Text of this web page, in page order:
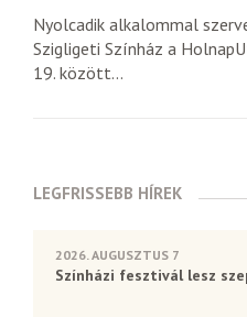
Nyolcadik alkalommal
Szigligeti Színház a
19. között...
LEGFRISSEBB HÍREK
2026. AUGUSZTUS 7
Színházi fesztivál lesz